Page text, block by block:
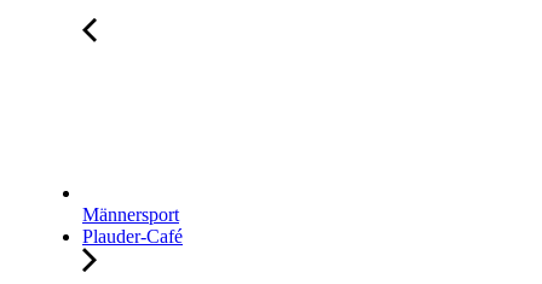
Männersport
Plauder-Café